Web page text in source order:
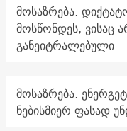
მოსაზრება:
მოსწონდეს, ვისაც
განეიტრალებული
მოსაზრება:
ნებისმიერ ფასად